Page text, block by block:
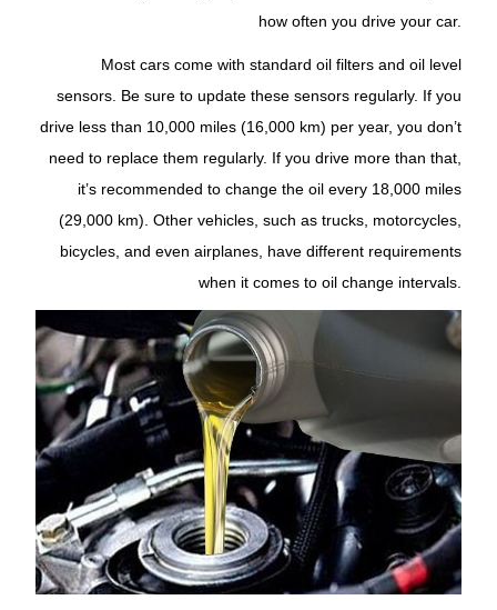
how often you drive your car.
Most cars come with standard oil filters and oil level
sensors. Be sure to update these sensors regularly. If you
drive less than 10,000 miles (16,000 km) per year, you don’t
need to replace them regularly. If you drive more than that,
it’s recommended to change the oil every 18,000 miles
(29,000 km). Other vehicles, such as trucks, motorcycles,
bicycles, and even airplanes, have different requirements
when it comes to oil change intervals.